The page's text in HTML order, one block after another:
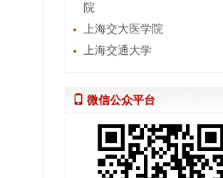
院
上海交大医学院
上海交通大学
微信公众平台